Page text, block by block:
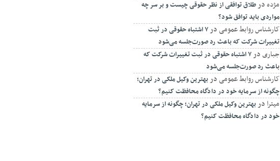
مژدهدرطلاق توافقی از نظر حقوقی چیست و بر سر چه
مواردی باید توافق شود؟
کارشناس روابط عمومیدر ۷ اشتباه حقوقی در ثبت
تغییرات شرکت که باعث رد صورت‌جلسه می‌شود
جباریدر ۷ اشتباه حقوقی در ثبت تغییرات شرکت که
باعث رد صورت‌جلسه می‌شود
کارشناس روابط عمومیدربهترین وکیل ملکی در تهران؛
چگونه از سرمایه خود در دادگاه محافظت کنیم؟
میترا دربهترین وکیل ملکی در تهران؛ چگونه از سرمایه
خود در دادگاه محافظت کنیم؟